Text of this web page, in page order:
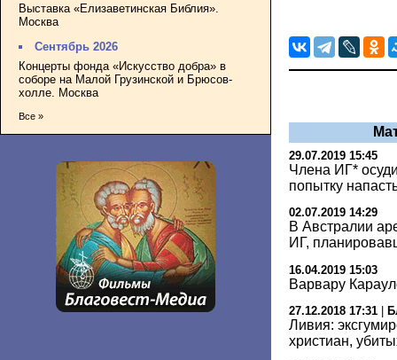
Выставка «Елизаветинская Библия».
Москва
Сентябрь 2026
Концерты фонда «Искусство добра» в
соборе на Малой Грузинской и Брюсов-
холле. Москва
Все »
29.07.2019 15:45
Члена ИГ*
попытку
02.07.2019 14:29
В Австралии
ИГ,
16.04.2019 15:03
Варвару
27.12.2018 17:31
Ливия:
христиан,